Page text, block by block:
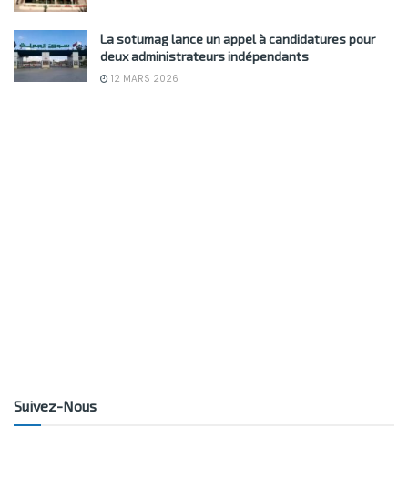
La sotumag lance un appel à candidatures pour
deux administrateurs indépendants
12 MARS 2026
Suivez-Nous